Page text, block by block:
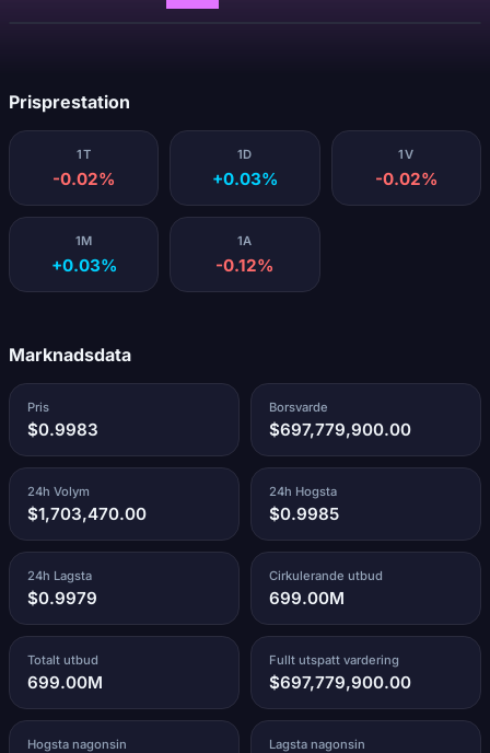
Prisprestation
1T
-0.02%
1D
+0.03%
1V
-0.02%
1M
+0.03%
1A
-0.12%
Marknadsdata
Pris
$0.9983
Borsvarde
$697,779,900.00
24h Volym
$1,703,470.00
24h Hogsta
$0.9985
24h Lagsta
$0.9979
Cirkulerande utbud
699.00M
Totalt utbud
699.00M
Fullt utspatt vardering
$697,779,900.00
Hogsta nagonsin Lagsta nagonsin